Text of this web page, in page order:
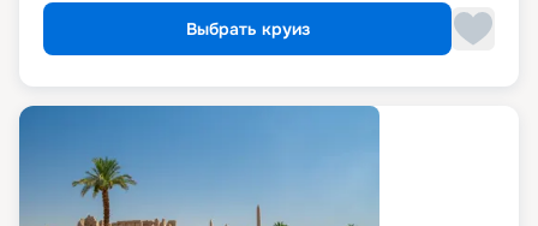
Выбрать круиз